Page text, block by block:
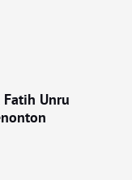
Unru